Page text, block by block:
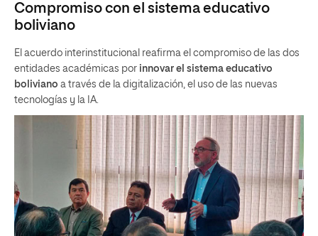
Compromiso con el sistema educativo
boliviano
El acuerdo interinstitucional reafirma el compromiso de las dos
entidades académicas por innovar el sistema educativo
boliviano a través de la digitalización, el uso de las nuevas
tecnologías y la IA.